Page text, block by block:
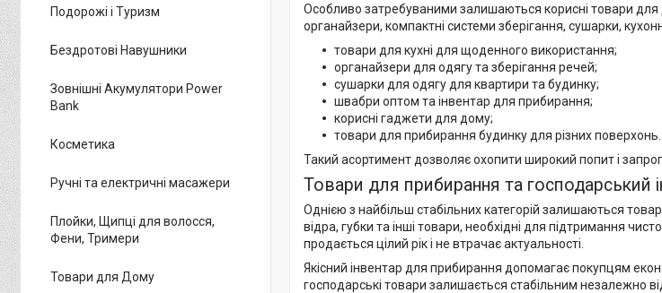
Особливо затребуваними залишаються корисні товари для
органайзери, компактні системи зберігання, сушарки,
товари для кухні для щоденного використання;
органайзери для одягу та зберігання речей;
сушарки для одягу для квартири та будинку;
швабри оптом та інвентар для прибирання;
корисні гаджети для дому;
товари для прибирання будинку для різних поверхонь.
Такий асортимент дозволяє охопити широкий попит і
Товари для прибирання та господарський
Однією з найбільш стабільних категорій залишаються
відра, губки та інші товари, необхідні для підтримання
продається цілий рік і не втрачає актуальності.
Якісний інвентар для прибирання допомагає покупцям
господарські товари залишається стабільним незалежно
Подорожі і Туризм
Бездротові Навушники
Зовнішні Акумулятори Power
Bank
Косметика
Ручні та електричні масажери
Плойки, Щипці для волосся,
Фени, Тримери
Товари для Дому